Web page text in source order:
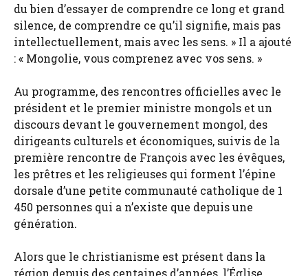
du bien d’essayer de comprendre ce long et grand
silence, de comprendre ce qu’il signifie, mais pas
intellectuellement, mais avec les sens. » Il a ajouté
: « Mongolie, vous comprenez avec vos sens. »
Au programme, des rencontres officielles avec le
président et le premier ministre mongols et un
discours devant le gouvernement mongol, des
dirigeants culturels et économiques, suivis de la
première rencontre de François avec les évêques,
les prêtres et les religieuses qui forment l’épine
dorsale d’une petite communauté catholique de 1
450 personnes qui a n’existe que depuis une
génération.
Alors que le christianisme est présent dans la
région depuis des centaines d’années, l’Église